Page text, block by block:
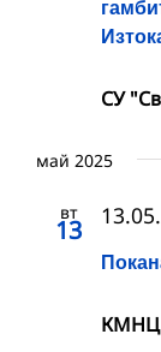
СУ
май 2025
вт
13
КМНЦ